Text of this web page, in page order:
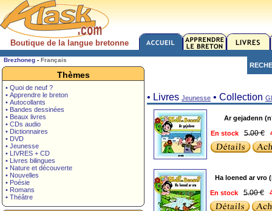
Boutique de la langue bretonne
Brezhoneg - Français
Thèmes
• Quoi de neuf ?
• Apprendre le breton
• Autocollants
• Bandes dessinées
• Beaux livres
• CDs audio
• Dictionnaires
• DVD
• Jeunesse
• LIVRES + CD
• Livres bilingues
• Nature et découverte
• Nouvelles
• Poésie
• Romans
• Théâtre
• Livres Jeunesse • Collection
Ar gejadenn
En stock 5.00 €
Ha loened ar vro
En stock 5.00 €